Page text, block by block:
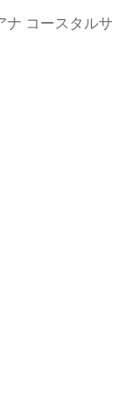
ナ コースタルサ